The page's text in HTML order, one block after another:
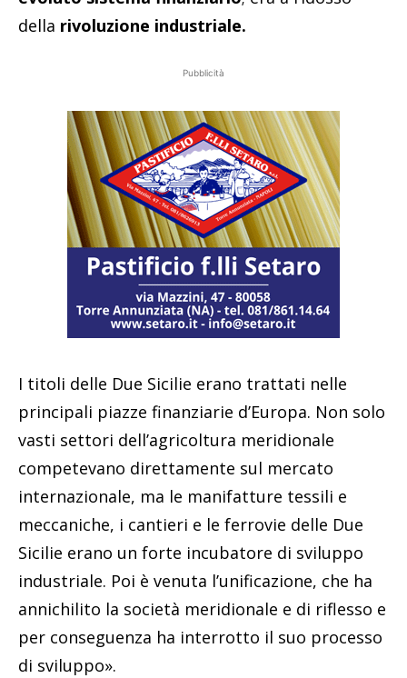
della rivoluzione industriale.
Pubblicità
I titoli delle Due Sicilie erano trattati nelle
principali piazze finanziarie d’Europa. Non solo
vasti settori dell’agricoltura meridionale
competevano direttamente sul mercato
internazionale, ma le manifatture tessili e
meccaniche, i cantieri e le ferrovie delle Due
Sicilie erano un forte incubatore di sviluppo
industriale. Poi è venuta l’unificazione, che ha
annichilito la società meridionale e di riflesso e
per conseguenza ha interrotto il suo processo
di sviluppo».